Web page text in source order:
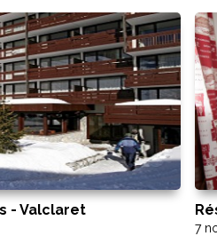
- Valclaret
7